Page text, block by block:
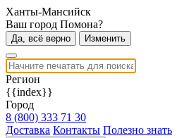
Ханты-Мансийск
Ваш город Помона?
Да, всё верно Изменить
Регион
{{index}}
Город
8 (800) 333 71 30
Доставка Контакты Полезно знать